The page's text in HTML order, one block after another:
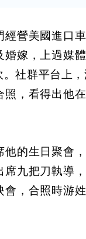
經營美國進口
婚嫁，上過媒
社群平台上
照，看得出他
他的生日聚會
席九把刀執導
會，合照時游